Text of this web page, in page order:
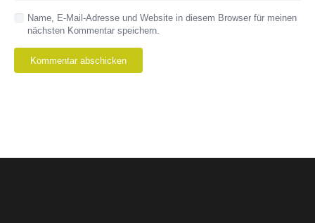
Name, E-Mail-Adresse und Website in diesem Browser für meinen
nächsten Kommentar speichern.
Kommentar abschicken